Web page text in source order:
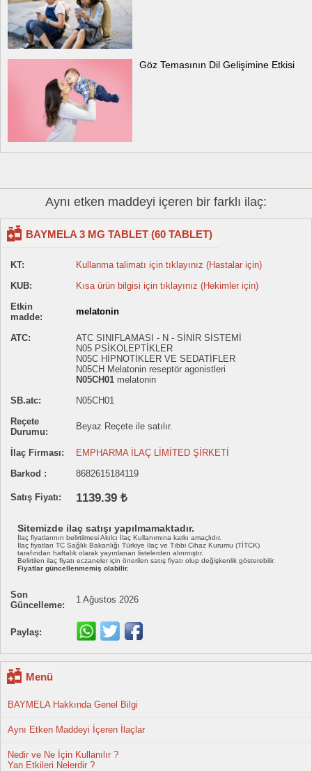
Göz Temasının Dil Gelişimine Etkisi
Aynı etken maddeyi içeren bir farklı ilaç:
BAYMELA 3 MG TABLET (60 TABLET)
KT:
Kullanma talimatı için tıklayınız (Hastalar için)
KUB:
Kısa ürün bilgisi için tıklayınız (Hekimler için)
Etkin
madde:
melatonin
ATC:
ATC SINIFLAMASI - N - SİNİR SİSTEMİ
N05 PSİKOLEPTİKLER
N05C HİPNOTİKLER VE SEDATİFLER
N05CH Melatonin reseptör agonistleri
N05CH01 melatonin
SB.atc:
N05CH01
Reçete
Durumu:
Beyaz Reçete ile satılır.
İlaç Firması:
EMPHARMA İLAÇ LİMİTED ŞİRKETİ
Barkod :
8682615184119
Satış Fiyatı: 1139.39 ₺
Sitemizde ilaç satışı yapılmamaktadır.
İlaç fiyatlarının belirtilmesi Akılcı İlaç Kullanımına katkı amaçlıdır.
İlaç fiyatları TC Sağlık Bakanlığı Türkiye İlaç ve Tıbbi Cihaz Kurumu (TİTCK)
tarafından haftalık olarak yayınlanan listelerden alınmıştır.
Belirtilen ilaç fiyatı eczaneler için önerilen satış fiyatı olup değişkenlik gösterebilir.
Fiyatlar güncellenmemiş olabilir.
Son
Güncelleme:
1 Ağustos 2026
Paylaş:
Menü
BAYMELA Hakkında Genel Bilgi
Aynı Etken Maddeyi İçeren İlaçlar
Nedir ve Ne İçin Kullanılır ?
Yan Etkileri Nelerdir ?